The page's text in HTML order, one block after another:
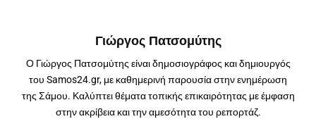
Γιώργος Πατσομύτης
Ο Γιώργος Πατσομύτης είναι δημοσιογράφος και δημιουργός
του Samos24.gr, με καθημερινή παρουσία στην ενημέρωση
της Σάμου. Καλύπτει θέματα τοπικής επικαιρότητας με έμφαση
στην ακρίβεια και την αμεσότητα του ρεπορτάζ.